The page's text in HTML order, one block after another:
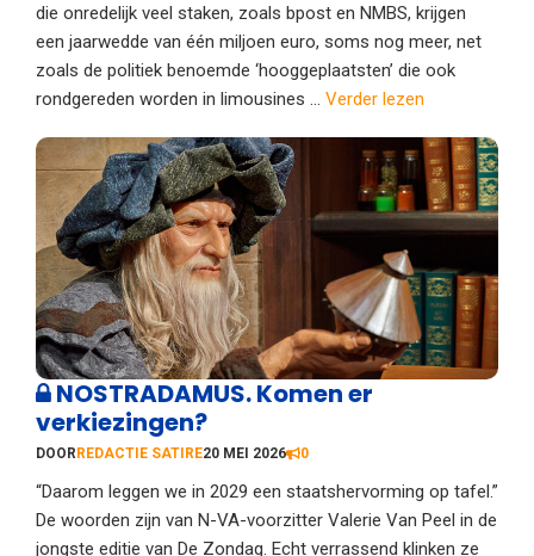
die onredelijk veel staken, zoals bpost en NMBS, krijgen
een jaarwedde van één miljoen euro, soms nog meer, net
zoals de politiek benoemde ‘hooggeplaatsten’ die ook
rondgereden worden in limousines ... Verder lezen
NOSTRADAMUS. Komen er
verkiezingen?
DOORREDACTIE SATIRE20 MEI 2026 0
“Daarom leggen we in 2029 een staatshervorming op tafel.”
De woorden zijn van N-VA-voorzitter Valerie Van Peel in de
jongste editie van De Zondag. Echt verrassend klinken ze